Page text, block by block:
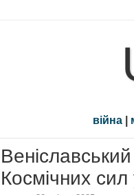
війна |
Космічних сил